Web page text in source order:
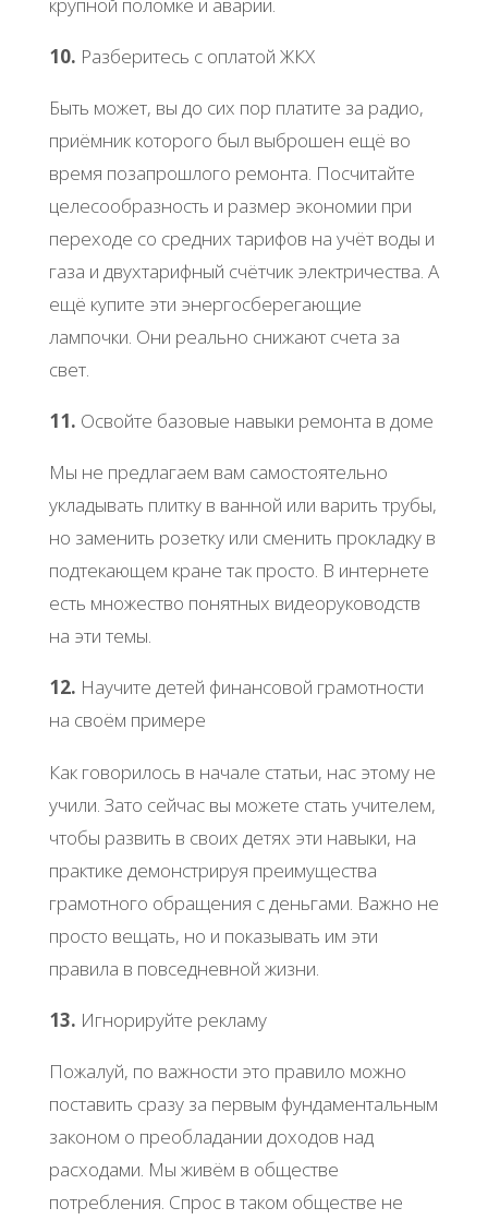
10. Разберитесь с оплатой ЖКХ
Быть может, вы до сих пор платите за радио,
приёмник которого был выброшен ещё во
время позапрошлого ремонта. Посчитайте
целесообразность и размер экономии при
переходе со средних тарифов на учёт воды и
газа и двухтарифный счётчик электричества. А
ещё купите эти энергосберегающие
лампочки. Они реально снижают счета за
свет.
11. Освойте базовые навыки ремонта в доме
Мы не предлагаем вам самостоятельно
укладывать плитку в ванной или варить трубы,
но заменить розетку или сменить прокладку в
подтекающем кране так просто. В интернете
есть множество понятных видеоруководств
на эти темы.
12. Научите детей финансовой грамотности
на своём примере
Как говорилось в начале статьи, нас этому не
учили. Зато сейчас вы можете стать учителем,
чтобы развить в своих детях эти навыки, на
практике демонстрируя преимущества
грамотного обращения с деньгами. Важно не
просто вещать, но и показывать им эти
правила в повседневной жизни.
13. Игнорируйте рекламу
Пожалуй, по важности это правило можно
поставить сразу за первым фундаментальным
законом о преобладании доходов над
расходами. Мы живём в обществе
потребления. Спрос в таком обществе не